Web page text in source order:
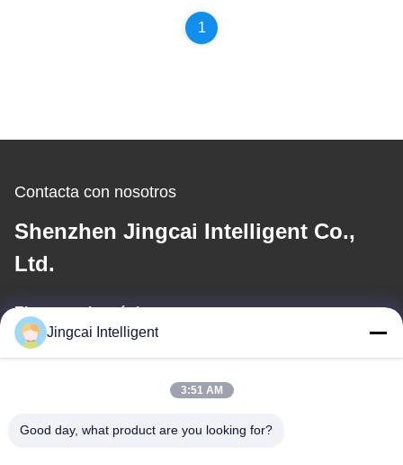
1
Contacta con nosotros
Shenzhen Jingcai Intelligent Co.,
Ltd.
El correo electrónico
Jingcai Intelligent
3:51 AM
Good day, what product are you looking for?